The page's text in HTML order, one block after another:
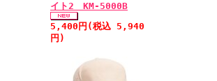
イト2 KM-5000B
5,400円(税込 5,940
円)